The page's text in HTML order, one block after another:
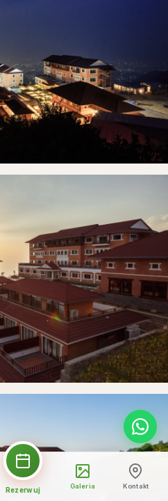
Rezerwuj Galeria Kontakt